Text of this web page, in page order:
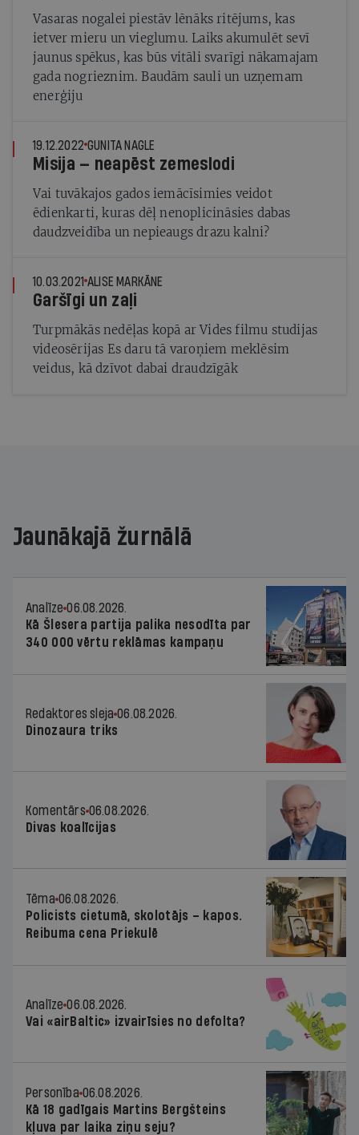
Vasaras nogalei piestāv lēnāks ritējums, kas
ietver mieru un vieglumu. Laiks akumulēt sevī
jaunus spēkus, kas būs vitāli svarīgi nākamajam
gada nogrieznim. Baudām sauli un uzņemam
enerģiju
19.12.2022 GUNITA NAGLE
Misija — neapēst zemeslodi
Vai tuvākajos gados iemācīsimies veidot
ēdienkarti, kuras dēļ nenoplicināsies dabas
daudzveidība un nepieaugs drazu kalni?
10.03.2021 ALISE MARKĀNE
Garšīgi un zaļi
Turpmākās nedēļas kopā ar Vides filmu studijas
videosērijas Es daru tā varoņiem meklēsim
veidus, kā dzīvot dabai draudzīgāk
Jaunākajā žurnālā
Analīze 06.08.2026.
Kā Šlesera partija palika nesodīta par
340 000 vērtu reklāmas kampaņu
Redaktores sleja 06.08.2026.
Dinozaura triks
Komentārs 06.08.2026.
Divas koalīcijas
Tēma 06.08.2026.
Policists cietumā, skolotājs – kapos.
Reibuma cena Priekulē
Analīze 06.08.2026.
Vai «airBaltic» izvairīsies no defolta?
Personība 06.08.2026.
Kā 18 gadīgais Martins Bergšteins
kļuva par laika ziņu seju?